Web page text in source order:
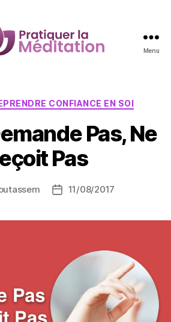
Menu
Catégories
CONFIANCE EN SOI
Pas, Ne
Pas
Date11/08/2017